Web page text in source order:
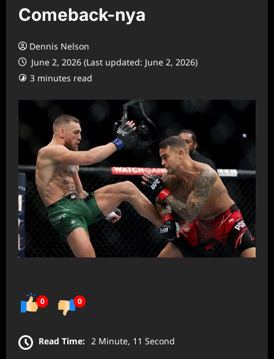
Comeback-nya
Dennis Nelson
June 2, 2026 (Last updated: June 2, 2026)
3 minutes read
0 0
Read Time: 2 Minute, 11 Second